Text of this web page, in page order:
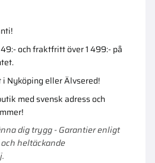
och fraktfritt över 1 499:- på
Nyköping eller Älvsered!
med svensk adress och
dig trygg - Garantier enligt
heltäckande